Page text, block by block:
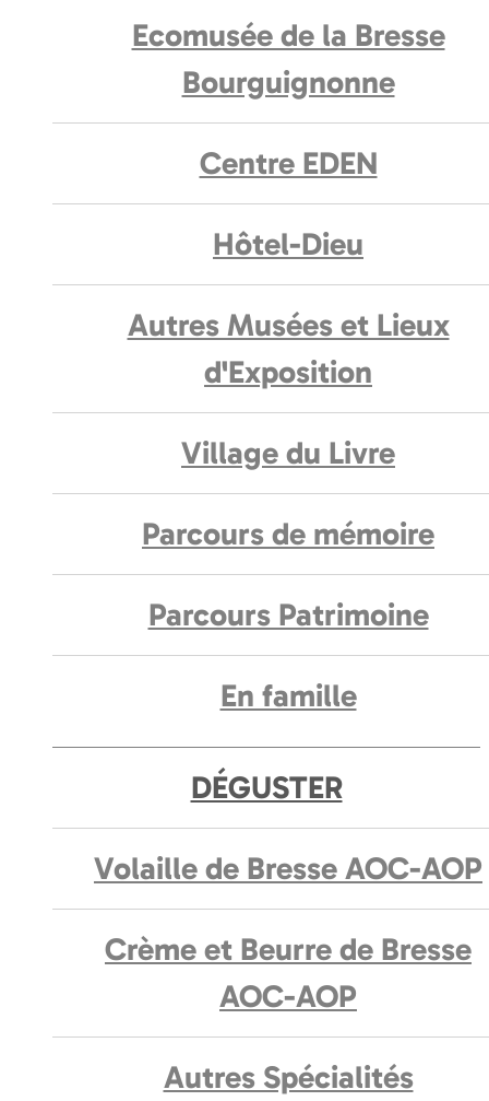
Ecomusée de la Bresse
Bourguignonne
Centre EDEN
Hôtel-Dieu
Autres Musées et Lieux
d'Exposition
Village du Livre
Parcours de mémoire
Parcours Patrimoine
En famille
DÉGUSTER
Volaille de Bresse AOC-AOP
Crème et Beurre de Bresse
AOC-AOP
Autres Spécialités